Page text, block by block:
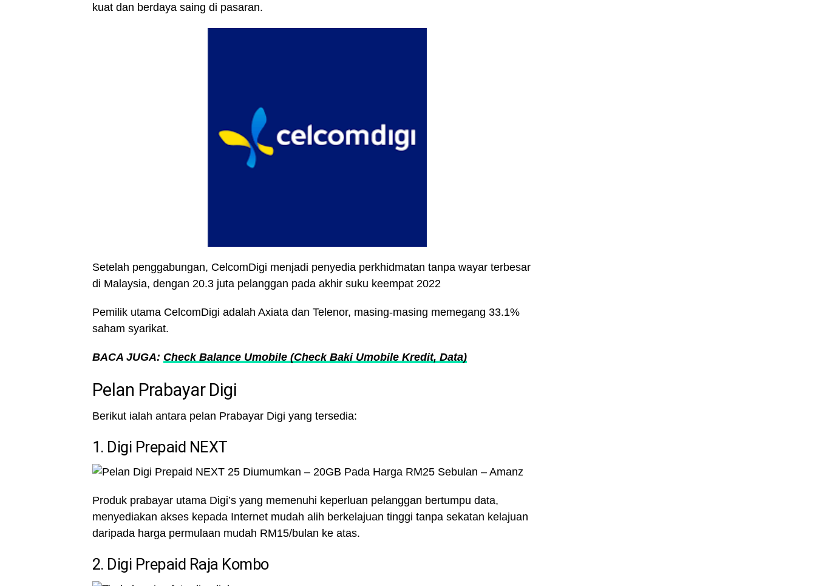
kuat dan berdaya saing di pasaran.
Setelah penggabungan, CelcomDigi menjadi penyedia perkhidmatan tanpa wayar terbesar
di Malaysia, dengan 20.3 juta pelanggan pada akhir suku keempat 2022
Pemilik utama CelcomDigi adalah Axiata dan Telenor, masing-masing memegang 33.1%
saham syarikat.
BACA JUGA: Check Balance Umobile (Check Baki Umobile Kredit, Data)
Pelan Prabayar Digi
Berikut ialah antara pelan Prabayar Digi yang tersedia:
1. Digi Prepaid NEXT
Produk prabayar utama Digi’s yang memenuhi keperluan pelanggan bertumpu data,
menyediakan akses kepada Internet mudah alih berkelajuan tinggi tanpa sekatan kelajuan
daripada harga permulaan mudah RM15/bulan ke atas.
2. Digi Prepaid Raja Kombo